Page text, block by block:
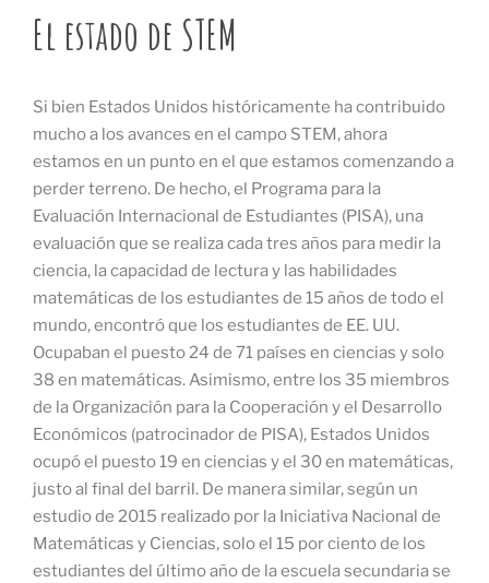
El estado de STEM
Si bien Estados Unidos históricamente ha contribuido
mucho a los avances en el campo STEM, ahora
estamos en un punto en el que estamos comenzando a
perder terreno. De hecho, el Programa para la
Evaluación Internacional de Estudiantes (PISA), una
evaluación que se realiza cada tres años para medir la
ciencia, la capacidad de lectura y las habilidades
matemáticas de los estudiantes de 15 años de todo el
mundo, encontró que los estudiantes de EE. UU.
Ocupaban el puesto 24 de 71 países en ciencias y solo
38 en matemáticas. Asimismo, entre los 35 miembros
de la Organización para la Cooperación y el Desarrollo
Económicos (patrocinador de PISA), Estados Unidos
ocupó el puesto 19 en ciencias y el 30 en matemáticas,
justo al final del barril. De manera similar, según un
estudio de 2015 realizado por la Iniciativa Nacional de
Matemáticas y Ciencias, solo el 15 por ciento de los
estudiantes del último año de la escuela secundaria se